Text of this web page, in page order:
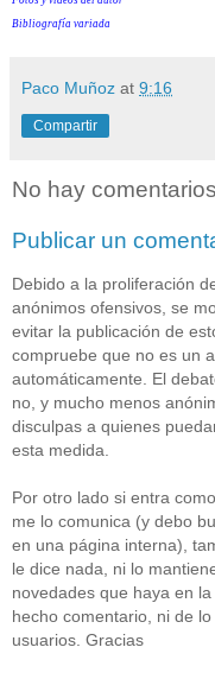
Bibliografía variada
Paco Muñoz at 9:16
Compartir
No hay
Publicar un
Debido a la proliferación
anónimos ofensivos, se
evitar la publicación de
compruebe que no es un
automáticamente. El
no, y mucho menos
disculpas a quienes
esta medida.
Por otro lado si entra
me lo comunica (y debo
en una página interna),
le dice nada, ni lo
novedades que haya en
hecho comentario, ni de
usuarios. Gracias